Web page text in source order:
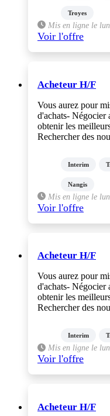
Troyes
Mis en ligne le
Voir l'offre
Acheteur H/F
Vous aurez pour
d'achats- Négocier
obtenir les
Rechercher des
Interim
Nangis
Mis en ligne le
Voir l'offre
Acheteur H/F
Vous aurez pour
d'achats- Négocier
obtenir les
Rechercher des
Interim
Mis en ligne le
Voir l'offre
Acheteur H/F